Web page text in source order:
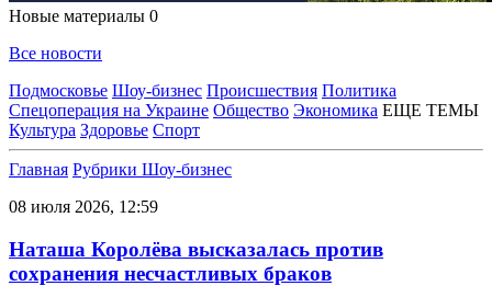
Новые материалы 0
Все новости
Подмосковье Шоу-бизнес Происшествия Политика
Спецоперация на Украине Общество Экономика ЕЩЕ ТЕМЫ
Культура Здоровье Спорт
Главная Рубрики Шоу-бизнес
08 июля 2026, 12:59
Наташа Королёва высказалась против
сохранения несчастливых браков